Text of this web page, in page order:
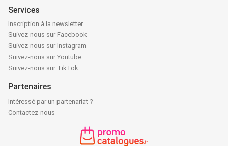
Services
Inscription à la newsletter
Suivez-nous sur Facebook
Suivez-nous sur Instagram
Suivez-nous sur Youtube
Suivez-nous sur TikTok
Partenaires
Intéressé par un partenariat ?
Contactez-nous